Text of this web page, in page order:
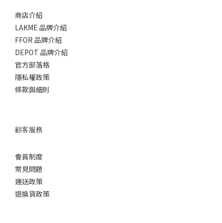
商店介紹
LAKME 品牌介紹
FFOR 品牌介紹
DEPOT 品牌介紹
官方部落格
隱私權政策
條款與細則
顧客服務
會員制度
常見問題
運送政策
退換貨政策